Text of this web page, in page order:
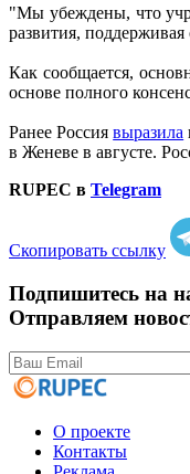
"Мы убеждены, что
развития,
Как сообщается,
основе полного
Ранее Россиявыразила
в Женеве в августе.
RUPEC в Telegram
Скопировать ссылку
Подпишитесь на
Отправляем
О проекте
Контакты